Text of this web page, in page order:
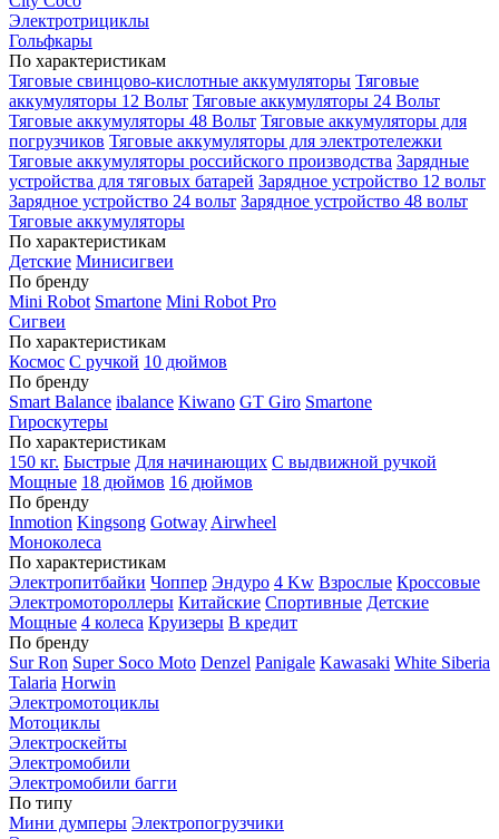
Электротрициклы
Гольфкары
По характеристикам
Тяговые свинцово-кислотные аккумуляторы Тяговые
аккумуляторы 12 Вольт Тяговые аккумуляторы 24 Вольт
Тяговые аккумуляторы 48 Вольт Тяговые аккумуляторы для
погрузчиков Тяговые аккумуляторы для электротележки
Тяговые аккумуляторы российского производства Зарядные
устройства для тяговых батарей Зарядное устройство 12 вольт
Зарядное устройство 24 вольт Зарядное устройство 48 вольт
Тяговые аккумуляторы
По характеристикам
Детские Минисигвеи
По бренду
Mini Robot Smartone Mini Robot Pro
Сигвеи
По характеристикам
Космос С ручкой 10 дюймов
По бренду
Smart Balance ibalance Kiwano GT Giro Smartone
Гироскутеры
По характеристикам
150 кг. Быстрые Для начинающих С выдвижной ручкой
Мощные 18 дюймов 16 дюймов
По бренду
Inmotion Kingsong Gotway Airwheel
Моноколеса
По характеристикам
Электропитбайки Чоппер Эндуро 4 Kw Взрослые Кроссовые
Электромотороллеры Китайские Спортивные Детские
Мощные 4 колеса Круизеры В кредит
По бренду
Sur Ron Super Soco Moto Denzel Panigale Kawasaki White Siberia
Talaria Horwin
Электромотоциклы
Мотоциклы
Электроскейты
Электромобили
Электромобили багги
По типу
Мини думперы Электропогрузчики